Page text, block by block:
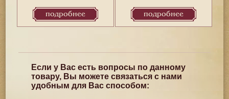
подробнее подробнее
Если у Вас есть вопросы по данному
товару, Вы можете связаться с нами
удобным для Вас способом: